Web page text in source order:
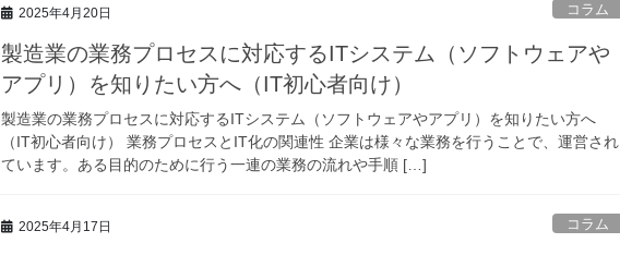
2025年4月20日 コラム
製造業の業務プロセスに対応するITシステム（ソフトウェアや
アプリ）を知りたい方へ（IT初心者向け）
製造業の業務プロセスに対応するITシステム（ソフトウェアやアプリ）を知りたい方へ
（IT初心者向け） 業務プロセスとIT化の関連性 企業は様々な業務を行うことで、運営され
ています。ある目的のために行う一連の業務の流れや手順 […]
2025年4月17日 コラム